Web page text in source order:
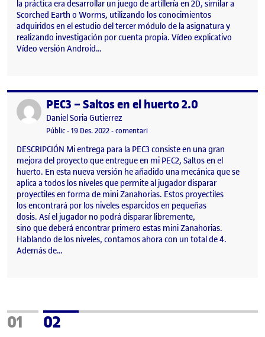
la práctica era desarrollar un juego de artillería en 2D, similar a
Scorched Earth o Worms, utilizando los conocimientos
adquiridos en el estudio del tercer módulo de la asignatura y
realizando investigación por cuenta propia. Vídeo explicativo
Vídeo versión Android…
Publicat perPEC3 – Saltos en el huerto 2.0
Publicat per
Daniel Soria Gutierrez
Visibilitat:
Públic-Data de publicació
19 Des. 2022-comentariel PEC3 – Saltos en el huerto 2.0
DESCRIPCIÓN Mi entrega para la PEC3 consiste en una gran
mejora del proyecto que entregue en mi PEC2, Saltos en el
huerto. En esta nueva versión he añadido una mecánica que se
aplica a todos los niveles que permite al jugador disparar
proyectiles en forma de mini Zanahorias. Estos proyectiles
los encontrará por los niveles esparcidos en pequeñas
dosis. Así el jugador no podrá disparar libremente,
sino que deberá encontrar primero estas mini Zanahorias.
Hablando de los niveles, contamos ahora con un total de 4.
Además de…
Pàgina
01 Pàgina
02